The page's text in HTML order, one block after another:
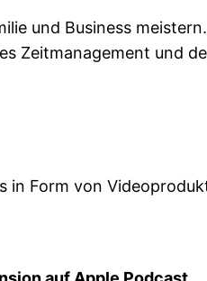
und Business
Zeitmanagement und
in Form von